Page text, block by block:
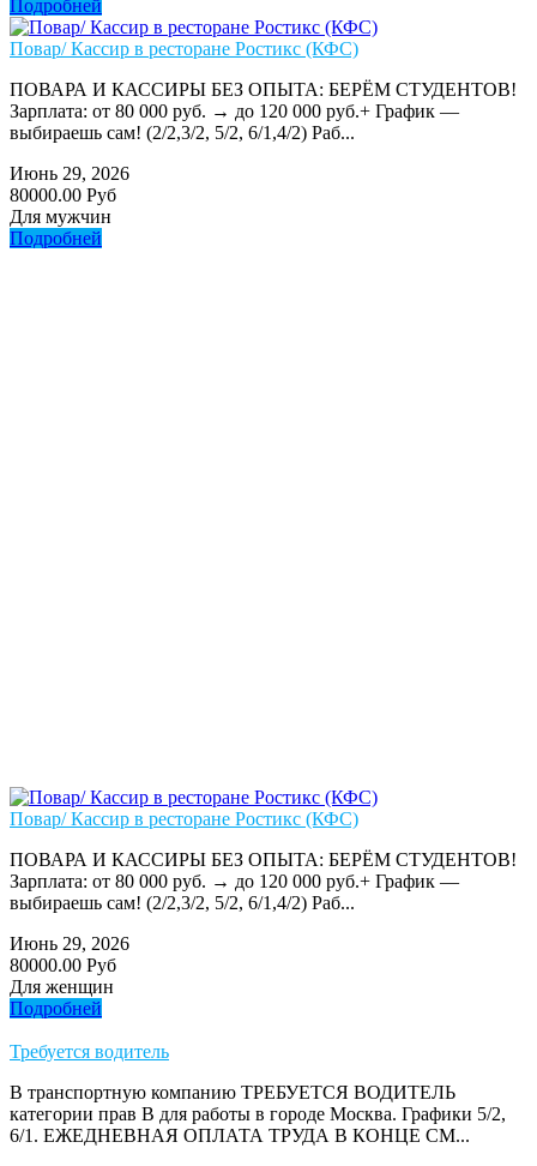
Подробней
Повар/ Кассир в ресторане Ростикс (КФС)
ПОВАРА И КАССИРЫ БЕЗ ОПЫТА: БЕРЁМ СТУДЕНТОВ!
Зарплата: от 80 000 руб. → до 120 000 руб.+ График —
выбираешь сам! (2/2,3/2, 5/2, 6/1,4/2) Раб...
Июнь 29, 2026
80000.00 Руб
Для мужчин
Подробней
Повар/ Кассир в ресторане Ростикс (КФС)
ПОВАРА И КАССИРЫ БЕЗ ОПЫТА: БЕРЁМ СТУДЕНТОВ!
Зарплата: от 80 000 руб. → до 120 000 руб.+ График —
выбираешь сам! (2/2,3/2, 5/2, 6/1,4/2) Раб...
Июнь 29, 2026
80000.00 Руб
Для женщин
Подробней
Требуется водитель
В транспортную компанию ТРЕБУЕТСЯ ВОДИТЕЛЬ
категории прав В для работы в городе Москва. Графики 5/2,
6/1. ЕЖЕДНЕВНАЯ ОПЛАТА ТРУДА В КОНЦЕ СМ...